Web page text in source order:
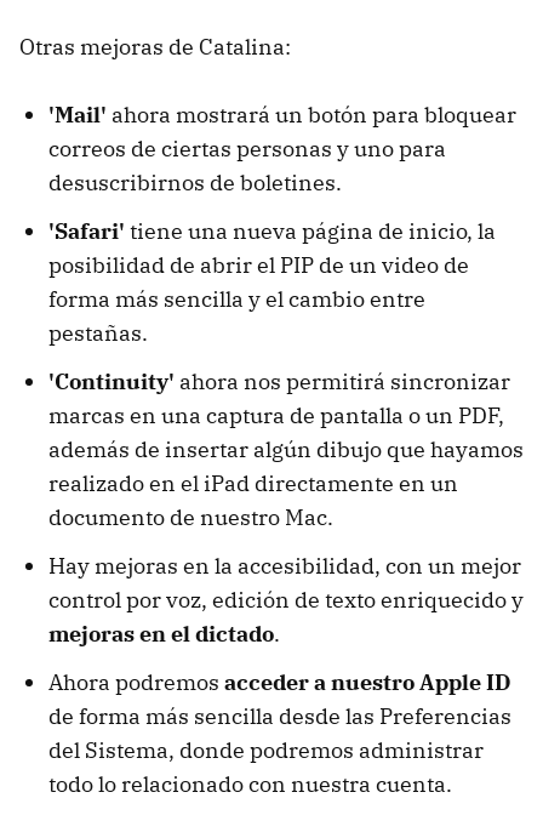
Otras mejoras de Catalina:
'Mail' ahora mostrará un botón para bloquear
correos de ciertas personas y uno para
desuscribirnos de boletines.
'Safari' tiene una nueva página de inicio, la
posibilidad de abrir el PIP de un video de
forma más sencilla y el cambio entre
pestañas.
'Continuity' ahora nos permitirá sincronizar
marcas en una captura de pantalla o un PDF,
además de insertar algún dibujo que hayamos
realizado en el iPad directamente en un
documento de nuestro Mac.
Hay mejoras en la accesibilidad, con un mejor
control por voz, edición de texto enriquecido y
mejoras en el dictado.
Ahora podremos acceder a nuestro Apple ID
de forma más sencilla desde las Preferencias
del Sistema, donde podremos administrar
todo lo relacionado con nuestra cuenta.